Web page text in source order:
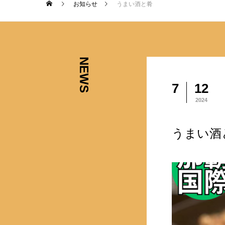
お知らせ うまい酒と肴
NEWS 7 12
2024
うまい酒